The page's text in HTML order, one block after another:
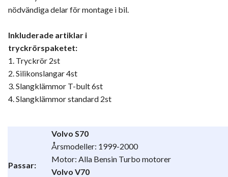
nödvändiga delar för montage i bil.
Inkluderade artiklar i
tryckrörspaketet:
1. Tryckrör 2st
2. Silikonslangar 4st
3. Slangklämmor T-bult 6st
4. Slangklämmor standard 2st
Passar:
Volvo S70
Årsmodeller: 1999-2000
Motor: Alla Bensin Turbo motorer
Volvo V70